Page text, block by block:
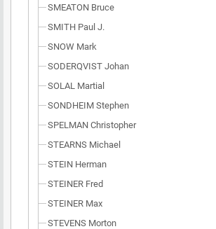
SMEATON Bruce
SMITH Paul J.
SNOW Mark
SODERQVIST Johan
SOLAL Martial
SONDHEIM Stephen
SPELMAN Christopher
STEARNS Michael
STEIN Herman
STEINER Fred
STEINER Max
STEVENS Morton